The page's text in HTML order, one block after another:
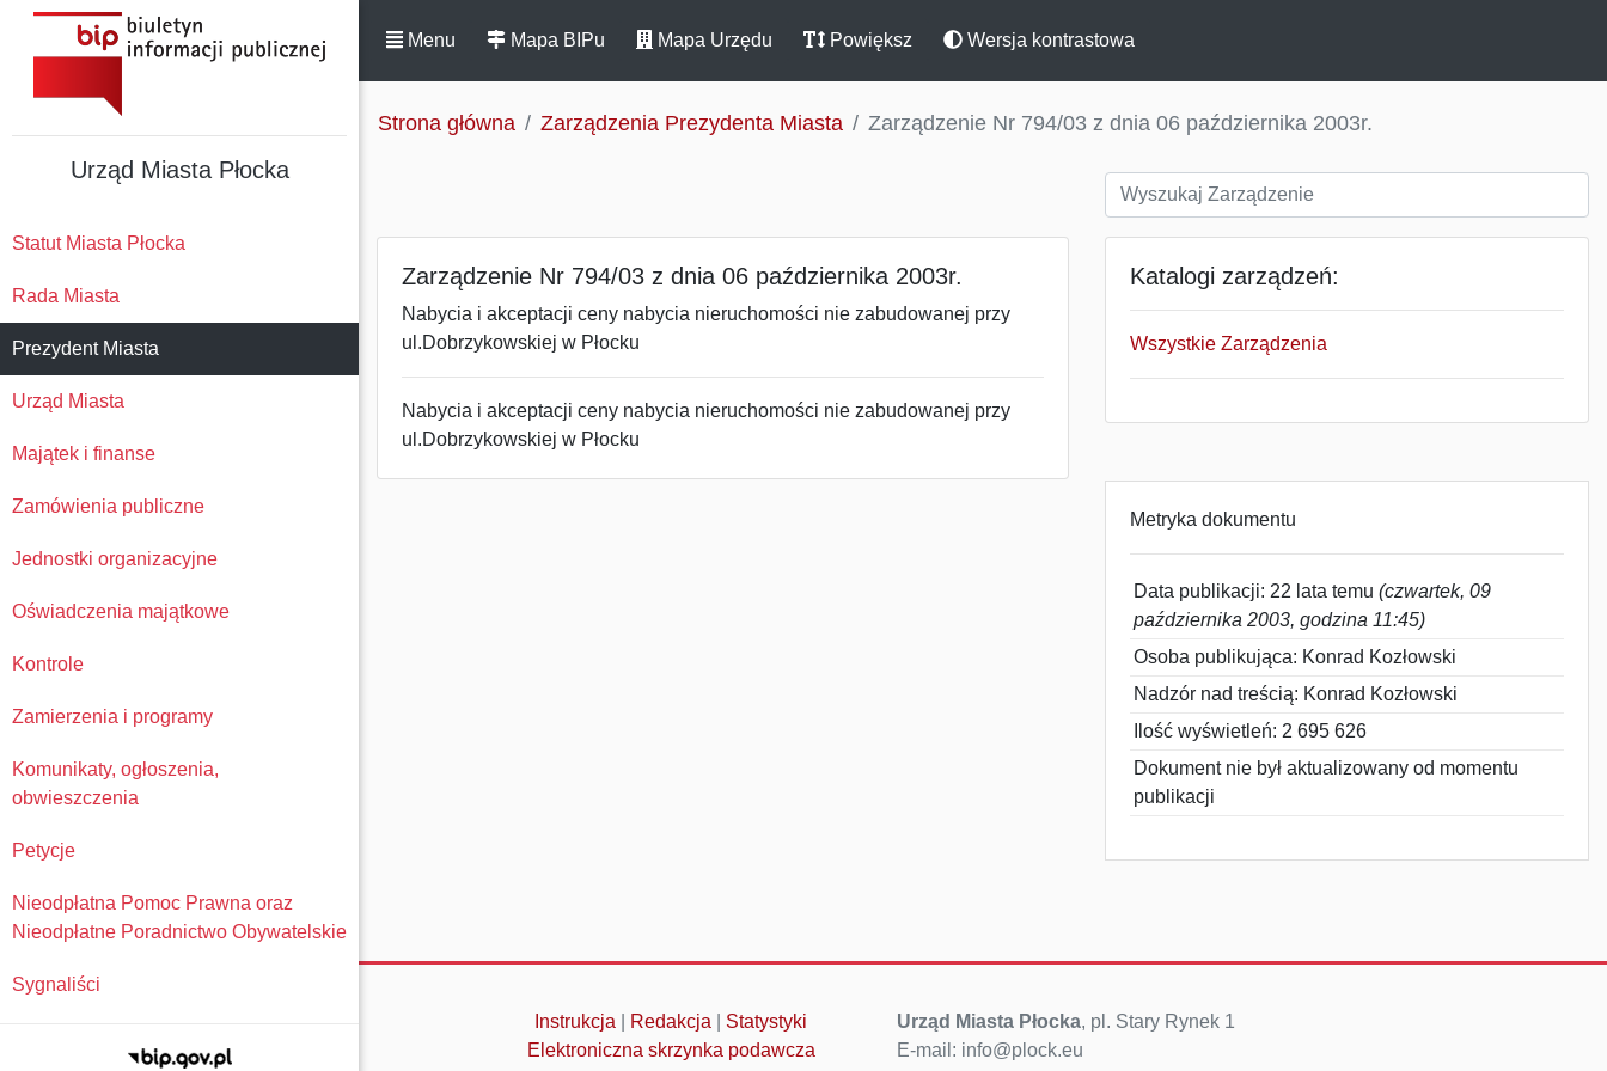
Urząd Miasta Płocka
Statut Miasta Płocka
Rada Miasta
Prezydent Miasta
Urząd Miasta
Majątek i finanse
Zamówienia publiczne
Jednostki organizacyjne
Oświadczenia majątkowe
Kontrole
Zamierzenia i programy
Komunikaty, ogłoszenia,
obwieszczenia
Petycje
Nieodpłatna Pomoc Prawna oraz
Nieodpłatne Poradnictwo Obywatelskie
Sygnaliści
Menu Mapa BIPu Mapa Urzędu Powiększ Wersja kontrastowa
Strona główna Zarządzenia Prezydenta Miasta Zarządzenie Nr 794/03 z dnia 06 października 2003r.
Zarządzenie Nr 794/03 z dnia 06 października 2003r.
Nabycia i akceptacji ceny nabycia nieruchomości nie zabudowanej przy
ul.Dobrzykowskiej w Płocku
Nabycia i akceptacji ceny nabycia nieruchomości nie zabudowanej przy
ul.Dobrzykowskiej w Płocku
Katalogi zarządzeń:
Wszystkie Zarządzenia
Metryka dokumentu
Data publikacji: 22 lata temu (czwartek, 09
października 2003, godzina 11:45)
Osoba publikująca: Konrad Kozłowski
Nadzór nad treścią: Konrad Kozłowski
Ilość wyświetleń: 2 695 626
Dokument nie był aktualizowany od momentu
publikacji
Instrukcja Redakcja
Statystyki
Elektroniczna skrzynka podawcza
Urząd Miasta Płocka, pl. Stary Rynek 1
E-mail: info@plock.eu